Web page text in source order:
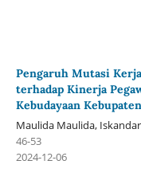
Pengaruh Mutasi
terhadap Kinerja
Kebudayaan
Maulida Maulida,
46-53
2024-12-06